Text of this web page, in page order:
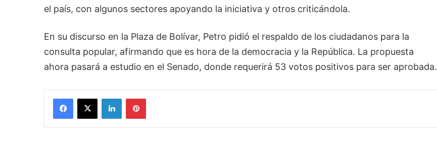
el país, con algunos sectores apoyando la iniciativa y otros criticándola.
En su discurso en la Plaza de Bolívar, Petro pidió el respaldo de los ciudadanos para la
consulta popular, afirmando que es hora de la democracia y la República. La propuesta
ahora pasará a estudio en el Senado, donde requerirá 53 votos positivos para ser aprobada.
Facebook
X LinkedInPinterest